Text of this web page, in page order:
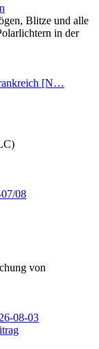
Blitze und alle
in der
[N…
08
von
08-03